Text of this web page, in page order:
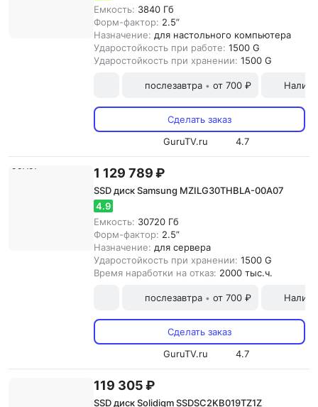
Емкость: 3840 Гб
Форм-фактор: 2.5”
Назначение: для настольного компьютера
Ударостойкость при работе: 1500 G
Ударостойкость при хранении: 1500 G
послезавтра • от 700 ₽
Сделать заказ
GuruTV.ru
4.7
1 129 789 ₽
SSD диск Samsung MZILG30THBLA-00A07
4.9
Емкость: 30720 Гб
Форм-фактор: 2.5”
Назначение: для сервера
Ударостойкость при хранении: 1500 G
Время наработки на отказ: 2000 тыс.ч.
послезавтра • от 700 ₽
Сделать заказ
GuruTV.ru
4.7
119 305 ₽
SSD диск Solidigm SSDSC2KB019TZ1Z